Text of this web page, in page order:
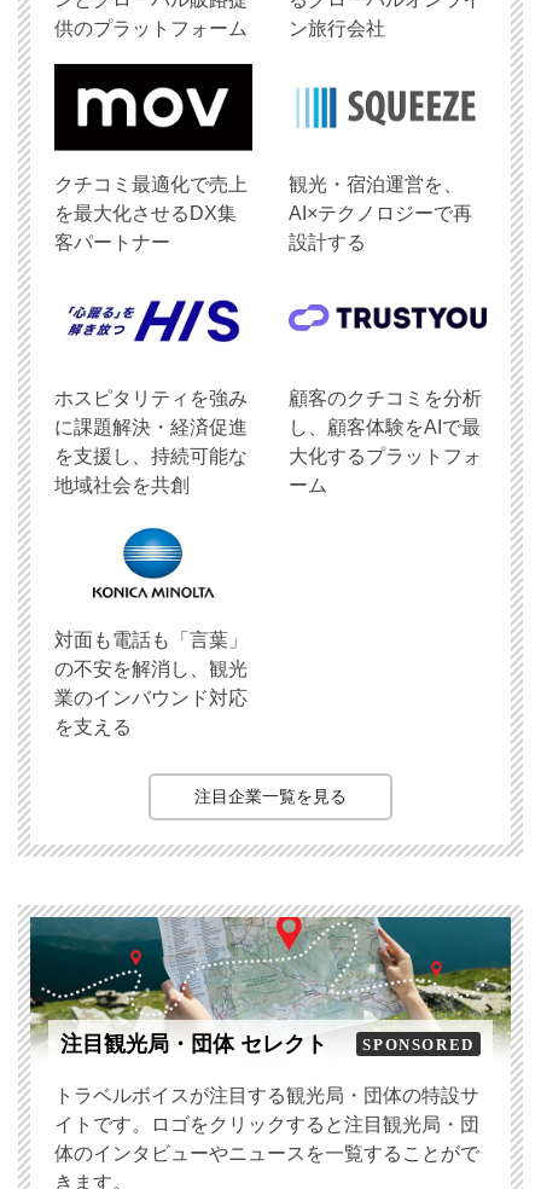
供のプラットフォーム
ン旅行会社
クチコミ最適化で売上
を最大化させるDX集
客パートナー
観光・宿泊運営を、
AI×テクノロジーで再
設計する
ホスピタリティを強み
に課題解決・経済促進
を支援し、持続可能な
地域社会を共創
顧客のクチコミを分析
し、顧客体験をAIで最
大化するプラットフォ
ーム
対面も電話も「言葉」
の不安を解消し、観光
業のインバウンド対応
を支える
注目企業一覧を見る
注目観光局・団体 セレクト SPONSORED
トラベルボイスが注目する観光局・団体の特設サ
イトです。ロゴをクリックすると注目観光局・団
体のインタビューやニュースを一覧することがで
きます。